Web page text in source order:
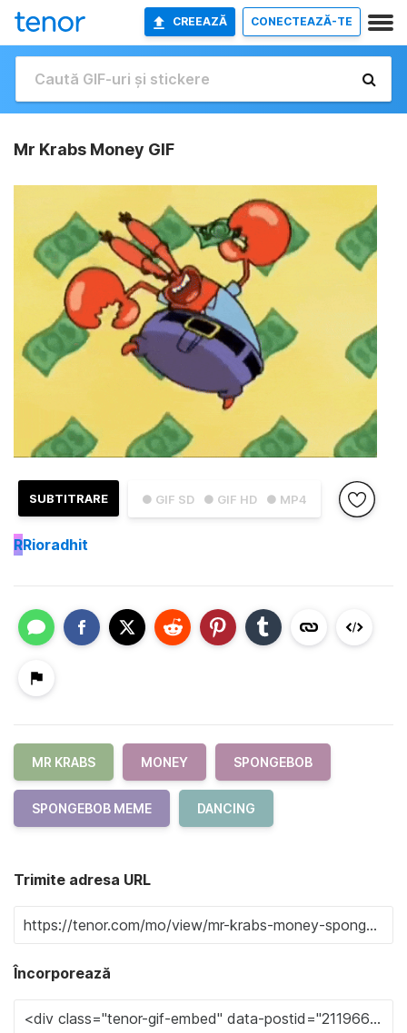
CREEAZĂ CONECTEAZĂ-TE
Mr Krabs Money GIF
● GIF SD ● GIF HD ● MP4
SUBTITRARE
RRioradhit
MR KRABS MONEY SPONGEBOB
SPONGEBOB MEME DANCING
Trimite adresa URL
Încorporează